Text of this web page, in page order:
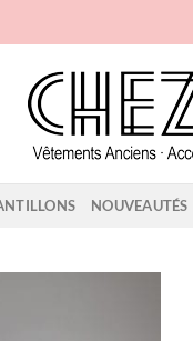
NOUVEAUTÉS